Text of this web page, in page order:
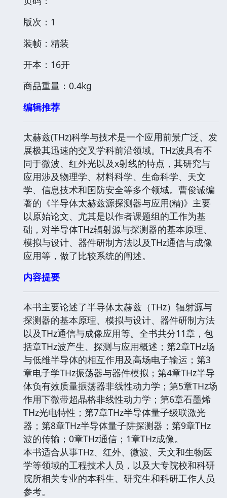
版次：1
装帧：精装
开本：16开
商品重量：0.4kg
编辑推荐
太赫兹(THz)科学与技术是一个应用前景广泛、发
展极其迅速的交叉学科前沿领域。THz波具有不
同于微波、红外光以及x射线的特点，其研究与
应用涉及物理学、材料科学、生命科学、天文
学、信息技术和国防安全等多个领域。曹俊诚编
著的《半导体太赫兹源探测器与应用(精)》主要
以原始论文、尤其是以作者课题组的工作为基
础，对半导体THz辐射源与探测器的基本原理、
模拟与设计、器件研制方法以及THz通信与成像
应用等，做了比较系统的阐述。
内容提要
本书主要论述了半导体太赫兹（THz）辐射源与
探测器的基本原理、模拟与设计、器件研制方法
以及THz通信与成像应用等。全书共分11章，包
括章THz波产生、探测与应用概述；第2章THz场
与低维半导体的相互作用及高场电子输运；第3
章电子学THz振荡器与器件模拟；第4章THz半导
体负有效质量振荡器非线性动力学；第5章THz场
作用下微带超晶格非线性动力学；第6章石墨烯
THz光电特性；第7章THz半导体量子级联激光
器；第8章THz半导体量子阱探测器；第9章THz
波的传输；0章THz通信；1章THz成像。
本书适合从事THz、红外、微波、天文和生物医
学等领域的工程技术人员，以及大专院校和科研
院所相关专业的本科生、研究生和科研工作人员
参考。